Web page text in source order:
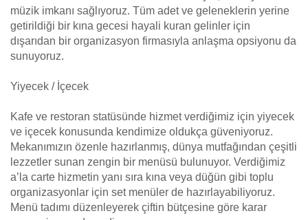
müzik imkanı sağlıyoruz. Tüm adet ve geleneklerin yerine
getirildiği bir kına gecesi hayali kuran gelinler için
dışarıdan bir organizasyon firmasıyla anlaşma opsiyonu da
sunuyoruz.
Yiyecek / İçecek
Kafe ve restoran statüsünde hizmet verdiğimiz için yiyecek
ve içecek konusunda kendimize oldukça güveniyoruz.
Mekanımızın özenle hazırlanmış, dünya mutfağından çeşitli
lezzetler sunan zengin bir menüsü bulunuyor. Verdiğimiz
a’la carte hizmetin yanı sıra kına veya düğün gibi toplu
organizasyonlar için set menüler de hazırlayabiliyoruz.
Menü tadımı düzenleyerek çiftin bütçesine göre karar